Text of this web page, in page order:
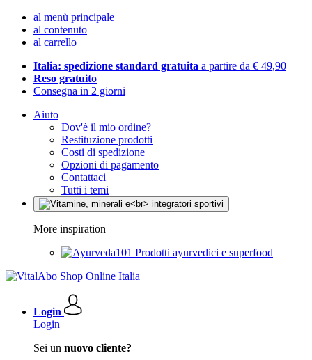
al menù principale
al contenuto
al carrello
Italia: spedizione standard gratuita a partire da € 49,90
Reso gratuito
Consegna in 2 giorni
Aiuto
Dov'è il mio ordine?
Restituzione prodotti
Costi di spedizione
Opzioni di pagamento
Contattaci
Tutti i temi
More inspiration
Prodotti ayurvedici e superfood
Login
Login
Sei un nuovo cliente?